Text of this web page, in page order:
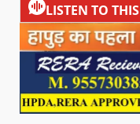
LISTEN TO THIS